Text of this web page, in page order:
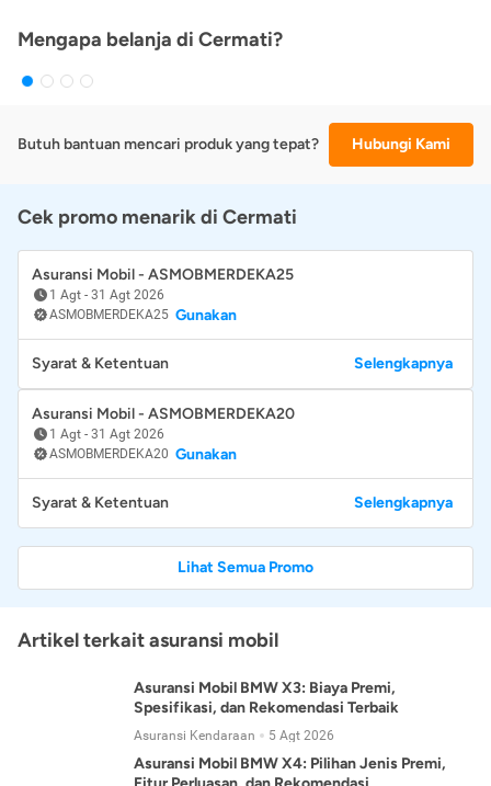
Mengapa belanja di Cermati?
Butuh bantuan mencari produk yang tepat? Hubungi Kami
Cek promo menarik di Cermati
Asuransi Mobil - ASMOBMERDEKA25
1 Agt - 31 Agt 2026
ASMOBMERDEKA25 Gunakan
Syarat & Ketentuan Selengkapnya
Asuransi Mobil - ASMOBMERDEKA20
1 Agt - 31 Agt 2026
ASMOBMERDEKA20 Gunakan
Syarat & Ketentuan Selengkapnya
Lihat Semua Promo
Artikel terkait asuransi mobil
Asuransi Mobil BMW X3: Biaya Premi,
Spesifikasi, dan Rekomendasi Terbaik
Asuransi Kendaraan 5 Agt 2026
Asuransi Mobil BMW X4: Pilihan Jenis Premi,